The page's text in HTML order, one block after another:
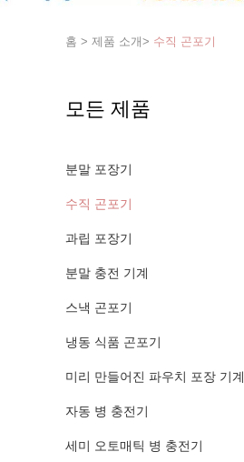
홈 > 제품 소개> 수직 곤포기
모든 제품
분말 포장기
수직 곤포기
과립 포장기
분말 충전 기계
스낵 곤포기
냉동 식품 곤포기
미리 만들어진 파우치 포장 기계
자동 병 충전기
세미 오토매틱 병 충전기